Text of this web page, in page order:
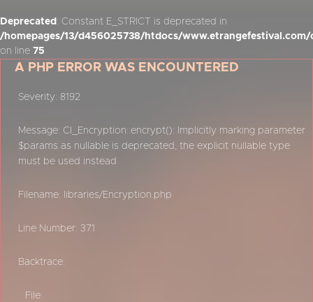
Deprecated : Constant E_STRICT is deprecated in
/homepages/13/d456025738/htdocs/
on line 75
A PHP ERROR WAS ENCOUNTERED
Severity: 8192
Message: CI_Encryption::encrypt(): Implicitly marking parameter
$params as nullable is deprecated, the explicit nullable type
must be used instead
Filename: libraries/Encryption.php
Line Number: 371
Backtrace:
File: